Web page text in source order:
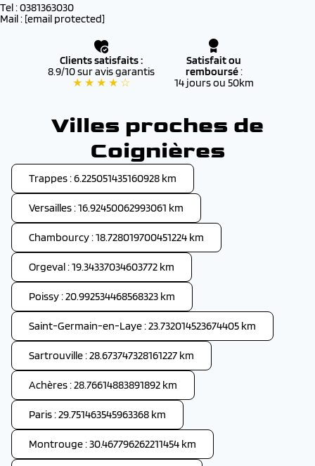
Tel : 0381363030
Mail : [email protected]
Clients satisfaits :
8.9/10 sur avis garantis
★ ★ ★ ★ ☆
Satisfait ou
remboursé:
14 jours ou 50km
Villes proches de
Coignières
Trappes : 6.225051435160928 km
Versailles : 16.92450062993061 km
Chambourcy : 18.728019700451224 km
Orgeval : 19.34337034603772 km
Poissy : 20.992534468568323 km
Saint-Germain-en-Laye : 23.732014523674405 km
Sartrouville : 28.673747328161227 km
Achères : 28.76614883891892 km
Paris : 29.751463545963368 km
Montrouge : 30.467796262211454 km